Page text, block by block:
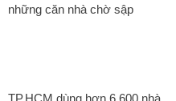
những căn nhà chờ sập
TP.HCM dùng hơn 6.600 nhà